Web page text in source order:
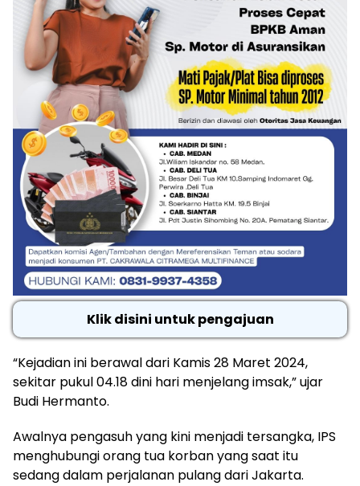
Klik disini untuk pengajuan
“Kejadian ini berawal dari Kamis 28 Maret 2024,
sekitar pukul 04.18 dini hari menjelang imsak,” ujar
Budi Hermanto.
Awalnya pengasuh yang kini menjadi tersangka, IPS
menghubungi orang tua korban yang saat itu
sedang dalam perjalanan pulang dari Jakarta.